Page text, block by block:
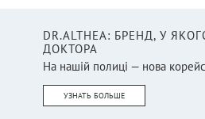
DR.ALTHEA: БРЕНД, У
ДОКТОРА
На нашій полиці — нова
УЗНАТЬ БОЛЬШЕ